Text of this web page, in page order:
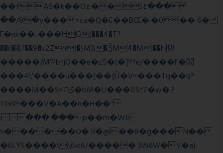
��fA6�k��Oz:��S٤���
��/8�y���=ca�Q�E��BŒ�.�0�� 6�
F�nk��ۦ���ҢG(���4�T?
��i1�&f��9�x2Zn)�}M3i�ǮM4�M|��h拟!
�����/M'Pb^jO��e�z5�(�]Yfe/����F�閦
���4\'����u���]��{Ȕ�V+���Tq��q?
����M��S>T\$�bM�U���05t7�w�.?
TGnPi���V�A��n�H��ᐣ
:���.���p��m�WJi
ѕ������O� R�@��8�g���N��
�6LŸ5����\\6vi6/����� 3WěW�V�a}